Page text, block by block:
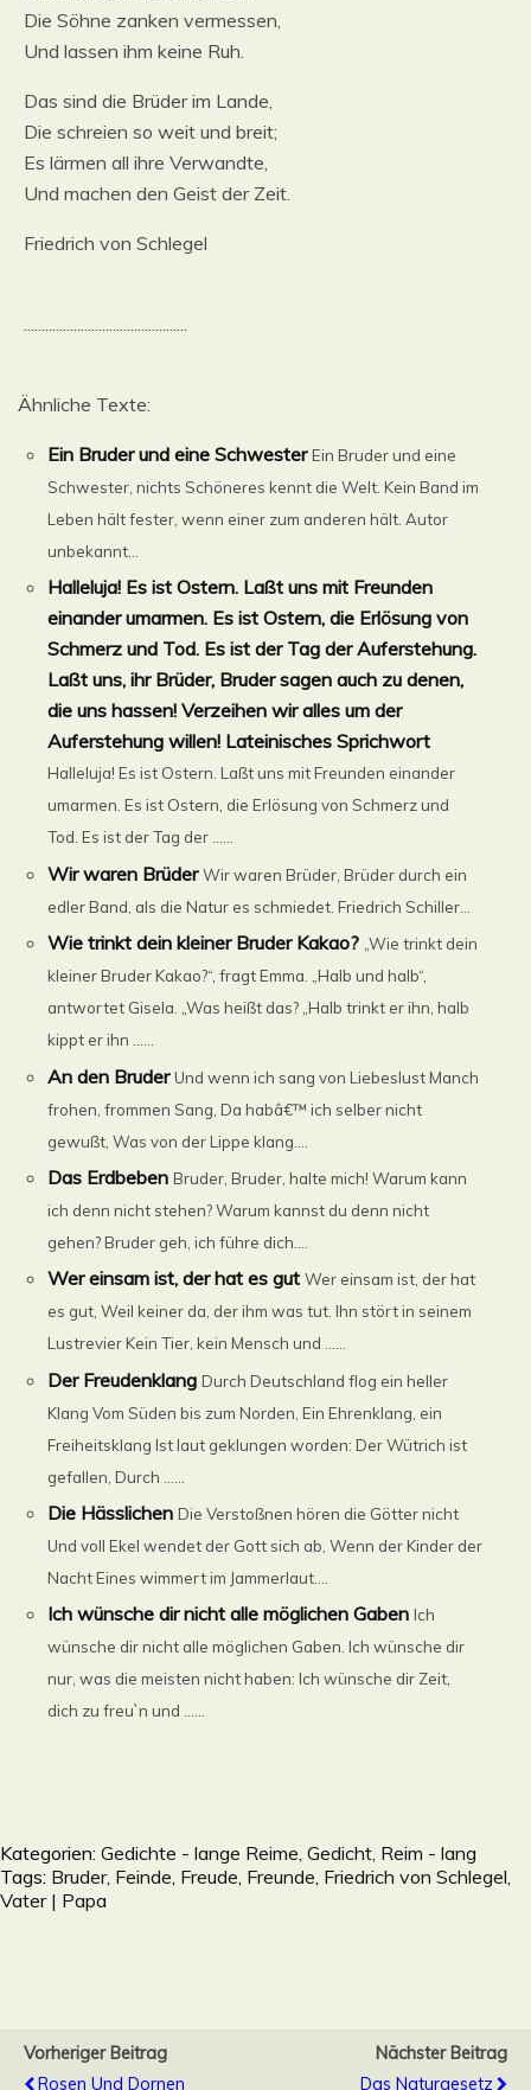
Die Söhne zanken vermessen,
Und lassen ihm keine Ruh.
Das sind die Brüder im Lande,
Die schreien so weit und breit;
Es lärmen all ihre Verwandte,
Und machen den Geist der Zeit.
Friedrich von Schlegel
..............................................
Ähnliche Texte:
Ein Bruder und eine Schwester Ein Bruder und eine
Schwester, nichts Schöneres kennt die Welt. Kein Band im
Leben hält fester, wenn einer zum anderen hält. Autor
unbekannt...
Halleluja! Es ist Ostern. Laßt uns mit Freunden
einander umarmen. Es ist Ostern, die Erlösung von
Schmerz und Tod. Es ist der Tag der Auferstehung.
Laßt uns, ihr Brüder, Bruder sagen auch zu denen,
die uns hassen! Verzeihen wir alles um der
Auferstehung willen! Lateinisches Sprichwort
Halleluja! Es ist Ostern. Laßt uns mit Freunden einander
umarmen. Es ist Ostern, die Erlösung von Schmerz und
Tod. Es ist der Tag der ......
Wir waren Brüder Wir waren Brüder, Brüder durch ein
edler Band, als die Natur es schmiedet. Friedrich Schiller...
Wie trinkt dein kleiner Bruder Kakao? „Wie trinkt dein
kleiner Bruder Kakao?“, fragt Emma. „Halb und halb“,
antwortet Gisela. „Was heißt das? „Halb trinkt er ihn, halb
kippt er ihn ......
An den Bruder Und wenn ich sang von Liebeslust Manch
frohen, frommen Sang, Da habâ€™ ich selber nicht
gewußt, Was von der Lippe klang....
Das Erdbeben Bruder, Bruder, halte mich! Warum kann
ich denn nicht stehen? Warum kannst du denn nicht
gehen? Bruder geh, ich führe dich....
Wer einsam ist, der hat es gut Wer einsam ist, der hat
es gut, Weil keiner da, der ihm was tut. Ihn stört in seinem
Lustrevier Kein Tier, kein Mensch und ......
Der Freudenklang Durch Deutschland flog ein heller
Klang Vom Süden bis zum Norden, Ein Ehrenklang, ein
Freiheitsklang Ist laut geklungen worden: Der Wütrich ist
gefallen, Durch ......
Die Hässlichen Die Verstoßnen hören die Götter nicht
Und voll Ekel wendet der Gott sich ab, Wenn der Kinder der
Nacht Eines wimmert im Jammerlaut....
Ich wünsche dir nicht alle möglichen Gaben Ich
wünsche dir nicht alle möglichen Gaben. Ich wünsche dir
nur, was die meisten nicht haben: Ich wünsche dir Zeit,
dich zu freu`n und ......
Kategorien: Gedichte - lange Reime, Gedicht, Reim - lang
Tags: Bruder, Feinde Freude Freunde Friedrich von Schlegel
Vater | Papa
Vorheriger Beitrag
Rosen Und Dornen
Nächster Beitrag
Das Naturgesetz